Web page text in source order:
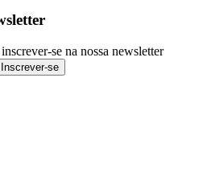
se na nossa newsletter
Inscrever-se